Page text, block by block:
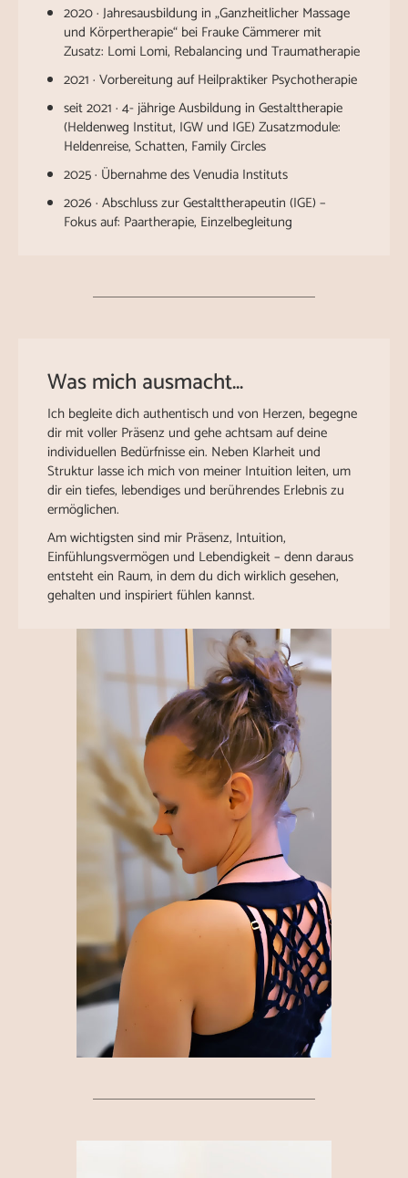
2020 · Jahresausbildung in „Ganzheitlicher Massage
und Körpertherapie“ bei Frauke Cämmerer mit
Zusatz: Lomi Lomi, Rebalancing und Traumatherapie
2021 · Vorbereitung auf Heilpraktiker Psychotherapie
seit 2021 · 4- jährige Ausbildung in Gestalttherapie
(Heldenweg Institut, IGW und IGE) Zusatzmodule:
Heldenreise, Schatten, Family Circles
2025 · Übernahme des Venudia Instituts
2026 · Abschluss zur Gestalttherapeutin (IGE) –
Fokus auf: Paartherapie, Einzelbegleitung
Was mich ausmacht...
Ich begleite dich authentisch und von Herzen, begegne
dir mit voller Präsenz und gehe achtsam auf deine
individuellen Bedürfnisse ein. Neben Klarheit und
Struktur lasse ich mich von meiner Intuition leiten, um
dir ein tiefes, lebendiges und berührendes Erlebnis zu
ermöglichen.
Am wichtigsten sind mir Präsenz, Intuition,
Einfühlungsvermögen und Lebendigkeit – denn daraus
entsteht ein Raum, in dem du dich wirklich gesehen,
gehalten und inspiriert fühlen kannst.